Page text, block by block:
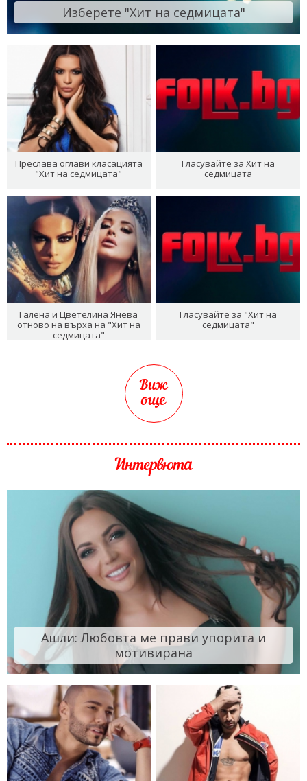
Изберете "Хит на седмицата"
Преслава оглави класацията
"Хит на седмицата"
Гласувайте за Хит на
седмицата
Галена и Цветелина Янева
отново на върха на "Хит на
седмицата"
Гласувайте за "Хит на
седмицата"
Виж
още
Интервюта
Ашли: Любовта ме прави упорита и
мотивирана